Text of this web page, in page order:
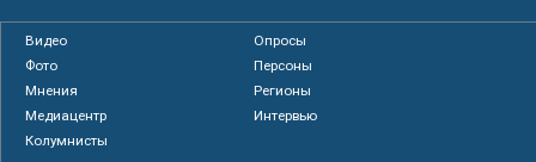
Видео
Опросы
Фото
Персоны
Мнения
Регионы
Медиацентр
Интервью
Колумнисты